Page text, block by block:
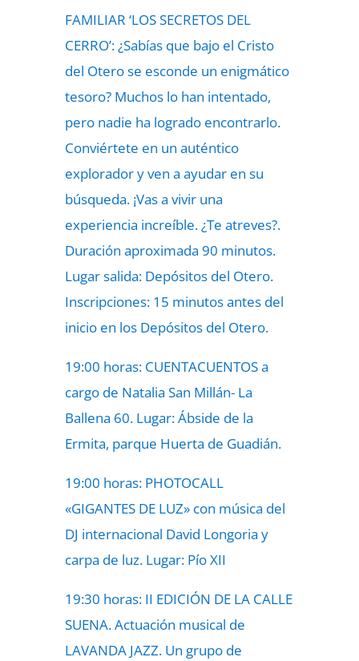
FAMILIAR ‘LOS SECRETOS DEL
CERRO’: ¿Sabías que bajo el Cristo
del Otero se esconde un enigmático
tesoro? Muchos lo han intentado,
pero nadie ha logrado encontrarlo.
Conviértete en un auténtico
explorador y ven a ayudar en su
búsqueda. ¡Vas a vivir una
experiencia increíble. ¿Te atreves?.
Duración aproximada 90 minutos.
Lugar salida: Depósitos del Otero.
Inscripciones: 15 minutos antes del
inicio en los Depósitos del Otero.
19:00 horas: CUENTACUENTOS a
cargo de Natalia San Millán- La
Ballena 60. Lugar: Ábside de la
Ermita, parque Huerta de Guadián.
19:00 horas: PHOTOCALL
«GIGANTES DE LUZ» con música del
DJ internacional David Longoria y
carpa de luz. Lugar: Pío XII
19:30 horas: II EDICIÓN DE LA CALLE
SUENA. Actuación musical de
LAVANDA JAZZ. Un grupo de